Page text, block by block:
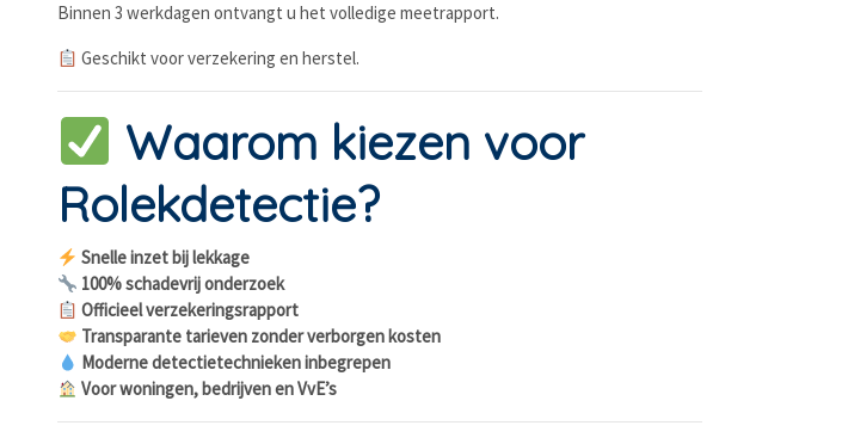
Binnen 3 werkdagen ontvangt u het volledige meetrapport.
Geschikt voor verzekering en herstel.
Waarom kiezen voor
Rolekdetectie?
Snelle inzet bij lekkage
100% schadevrij onderzoek
Officieel verzekeringsrapport
Transparante tarieven zonder verborgen kosten
Moderne detectietechnieken inbegrepen
Voor woningen, bedrijven en VvE’s